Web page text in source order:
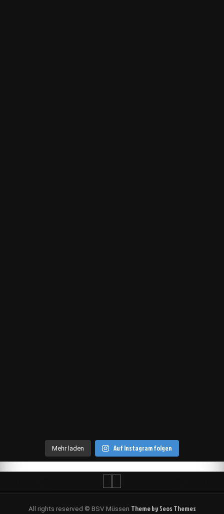
Mehr laden Auf Instagram folgen
All rights reserved © BSV Müssen Theme by Seos Themes